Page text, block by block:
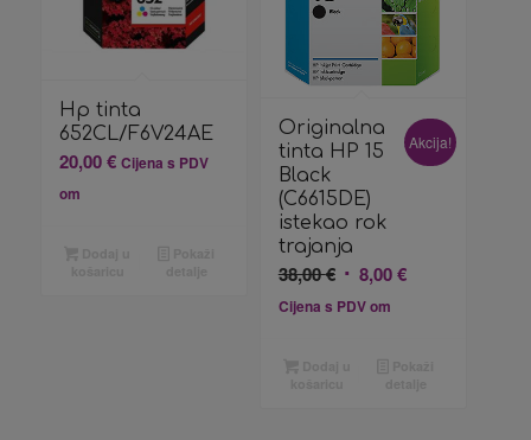
Hp tinta
652CL/F6V24AE
20,00€ Cijena s PDV
om
Originalna
tinta HP 15
Black
(C6615DE)
istekao rok
trajanja
38,00€ Izvorna
cijena
8,00€Trenutna
Cijena s PDV om
Akcija!